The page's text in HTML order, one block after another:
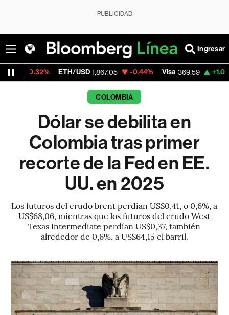
PUBLICIDAD
Ingresar
ETH/USD 1,867.05 -0.44% Visa 369.59 +1.07%
COLOMBIA
Dólar se debilita en
Colombia tras primer
recorte de la Fed en EE.
UU. en 2025
Los futuros del crudo brent perdían US$0,41, o 0,6%, a
US$68,06, mientras que los futuros del crudo West
Texas Intermediate perdían US$0,37, también
alrededor de 0,6%, a US$64,15 el barril.